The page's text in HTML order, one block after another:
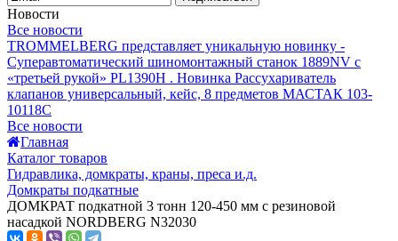
Новости
Все новости
TROMMELBERG представляет уникальную новинку -
Суперавтоматический шиномонтажный станок 1889NV с
«третьей рукой» PL1390H . Новинка Рассухариватель
клапанов универсальный, кейс, 8 предметов МАСТАК 103-
10118C
Все новости
Главная
Каталог товаров
Гидравлика, домкраты, краны, преса и.д.
Домкраты подкатные
ДОМКРАТ подкатной 3 тонн 120-450 мм с резиновой
насадкой NORDBERG N32030